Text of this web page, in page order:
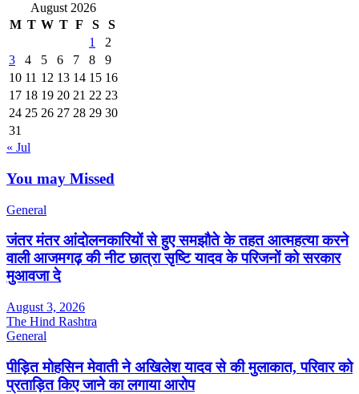
August 2026
M T W T F S
S
1
2
3
4 5 6 7 8
9
10 11 12 13 14 15 16
17 18 19 20 21 22 23
24 25 26 27 28 29 30
31
« Jul
You may Missed
General
जंतर मंतर आंदोलनकारियों से हुए समझौते के तहत आत्महत्या करने
वाली आजमगढ़ की नीट छात्रा सृष्टि यादव के परिजनों को सरकार
मुआवजा दे
August 3, 2026
The Hind Rashtra
General
पीड़ित मोहसिन मेवाती ने अखिलेश यादव से की मुलाकात, परिवार को
प्रताड़ित किए जाने का लगाया आरोप